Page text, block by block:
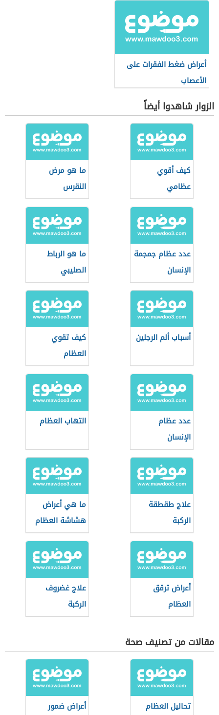
أعراض ضغط الفقرات على
الأعصاب
الزوار شاهدوا أيضاً
كيف أقوي
عظامي
ما هو مرض
النقرس
عدد عظام جمجمة
الإنسان
ما هو الرباط
الصليبي
أسباب ألم الرجلين
كيف تقوي
العظام
عدد عظام
الإنسان
التهاب العظام
علاج طقطقة
الركبة
ما هي أعراض
هشاشة العظام
أعراض ترقق
العظام
علاج غضروف
الركبة
مقالات من تصنيف صحة
تحاليل العظام
أعراض ضمور